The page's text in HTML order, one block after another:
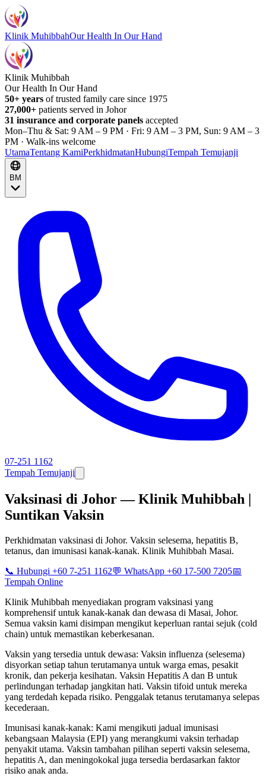
Klinik MuhibbahOur Health In Our Hand
Klinik Muhibbah
Our Health In Our Hand
50+ years of trusted family care since 1975
27,000+ patients served in Johor
31 insurance and corporate panels accepted
Mon–Thu & Sat: 9 AM – 9 PM · Fri: 9 AM – 3 PM, Sun: 9 AM – 3
PM · Walk-ins welcome
UtamaTentang KamiPerkhidmatanHubungiTempah Temujanji
BM
07-251 1162
Tempah Temujanji
Vaksinasi di Johor — Klinik Muhibbah |
Suntikan Vaksin
Perkhidmatan vaksinasi di Johor. Vaksin selesema, hepatitis B,
tetanus, dan imunisasi kanak-kanak. Klinik Muhibbah Masai.
📞 Hubungi +60 7-251 1162💬 WhatsApp +60 17-500 7205📅
Tempah Online
Klinik Muhibbah menyediakan program vaksinasi yang
komprehensif untuk kanak-kanak dan dewasa di Masai, Johor.
Semua vaksin kami disimpan mengikut keperluan rantai sejuk (cold
chain) untuk memastikan keberkesanan.
Vaksin yang tersedia untuk dewasa: Vaksin influenza (selesema)
disyorkan setiap tahun terutamanya untuk warga emas, pesakit
kronik, dan pekerja kesihatan. Vaksin Hepatitis A dan B untuk
perlindungan terhadap jangkitan hati. Vaksin tifoid untuk mereka
yang terdedah kepada risiko. Penggalak tetanus terutamanya selepas
kecederaan.
Imunisasi kanak-kanak: Kami mengikuti jadual imunisasi
kebangsaan Malaysia (EPI) yang merangkumi vaksin terhadap
penyakit utama. Vaksin tambahan pilihan seperti vaksin selesema,
hepatitis A, dan meningokokal juga tersedia berdasarkan faktor
risiko anak anda.